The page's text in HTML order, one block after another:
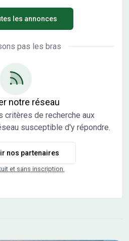
Vente directe par
d'agence.
les annonces
pas les bras
notre réseau
critères de recherche aux
susceptible d'y répondre.
nos partenaires
et sans inscription.